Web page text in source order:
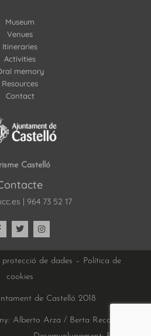
Museum
Venues
Itineraries
Activities
memory
Resources
Contact
Castelló
| 964 73 52 17
de dades – Política de
cookies
de Castelló 2018
Alberto Arza / Berta Recatalá |